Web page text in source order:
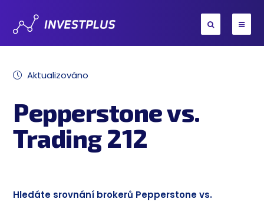
Aktualizováno
Pepperstone vs.
Trading 212
Hledáte srovnání brokerů Pepperstone vs.